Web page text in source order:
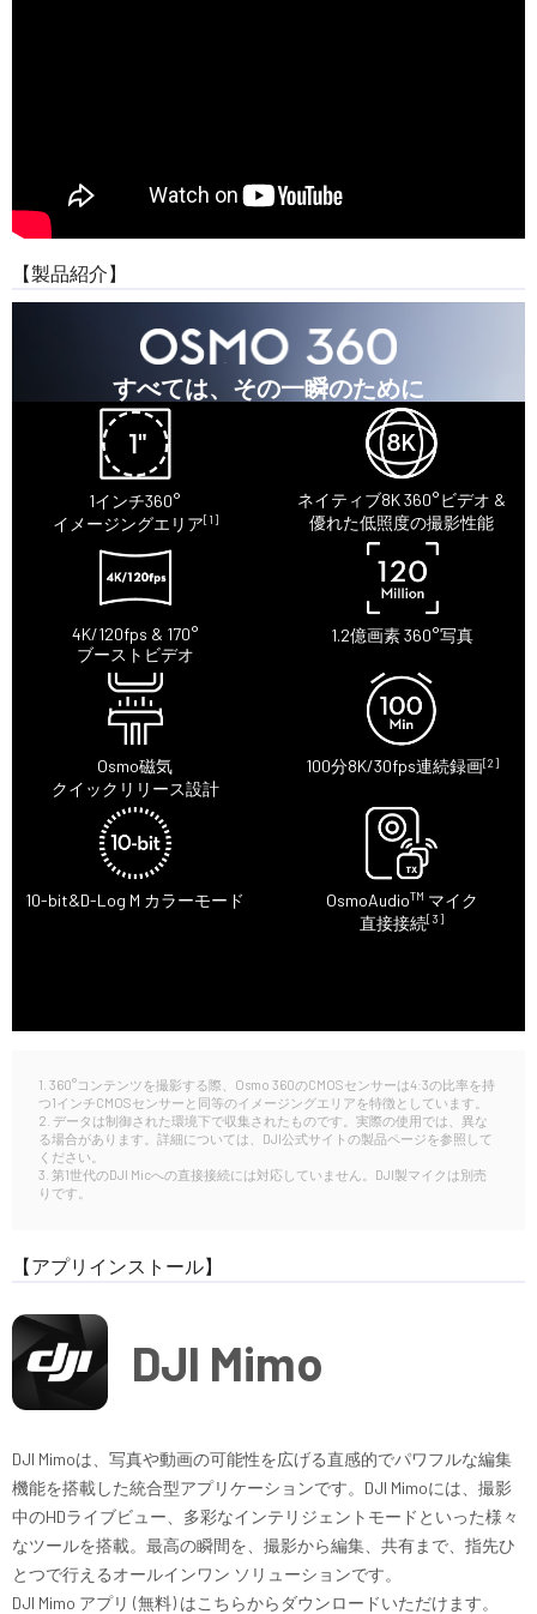
【製品紹介】
すべては、その一瞬のために
1インチ360°
イメージングエリア[1]
ネイティブ8K 360°ビデオ &
優れた低照度の撮影性能
4K/120fps & 170°
ブーストビデオ
1.2億画素 360°写真
Osmo磁気
クイックリリース設計
100分8K/30fps連続録画[2]
10-bit&D-Log M カラーモード OsmoAudioTM マイク
直接接続[3]
1. 360°コンテンツを撮影する際、Osmo 360のCMOSセンサーは4:3の比率を持
つ1インチCMOSセンサーと同等のイメージングエリアを特徴としています。
2. データは制御された環境下で収集されたものです。実際の使用では、異な
る場合があります。詳細については、DJI公式サイトの製品ページを参照して
ください。
3. 第1世代のDJI Micへの直接接続には対応していません。DJI製マイクは別売
りです。
【アプリインストール】
DJI Mimo
DJI Mimoは、写真や動画の可能性を広げる直感的でパワフルな編集
機能を搭載した統合型アプリケーションです。DJI Mimoには、撮影
中のHDライブビュー、多彩なインテリジェントモードといった様々
なツールを搭載。最高の瞬間を、撮影から編集、共有まで、指先ひ
とつで行えるオールインワン ソリューションです。
DJI Mimo アプリ (無料) はこちらからダウンロードいただけます。